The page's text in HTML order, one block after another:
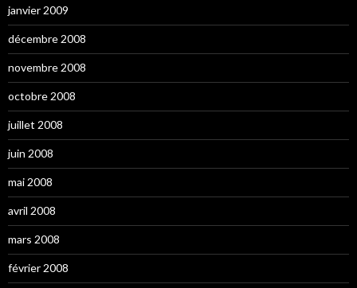
janvier 2009
décembre 2008
novembre 2008
octobre 2008
juillet 2008
juin 2008
mai 2008
avril 2008
mars 2008
février 2008